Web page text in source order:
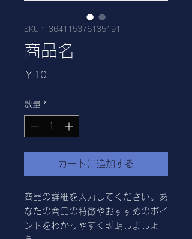
SKU： 364115376135191
商品名
￥10
数量 *
カートに追加する
商品の詳細を入力してください。あ
なたの商品の特徴やおすすめのポイ
ントをわかりやすく説明しましょ